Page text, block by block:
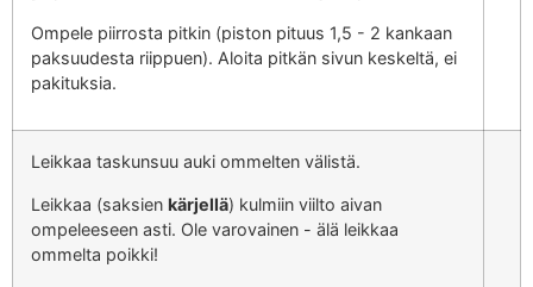
Ompele piirrosta pitkin (piston pituus 1,5 - 2 kankaan
paksuudesta riippuen). Aloita pitkän sivun keskeltä, ei
pakituksia.
Leikkaa taskunsuu auki ommelten välistä.
Leikkaa (saksien kärjellä) kulmiin viilto aivan
ompeleeseen asti. Ole varovainen - älä leikkaa
ommelta poikki!